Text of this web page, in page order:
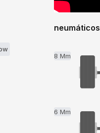
neumáticos
8 Mm
6 Mm